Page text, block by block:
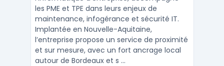
les PME et TPE dans leurs enjeux de
maintenance, infogérance et sécurité IT.
Implantée en Nouvelle-Aquitaine,
l’entreprise propose un service de proximité
et sur mesure, avec un fort ancrage local
autour de Bordeaux et s ...